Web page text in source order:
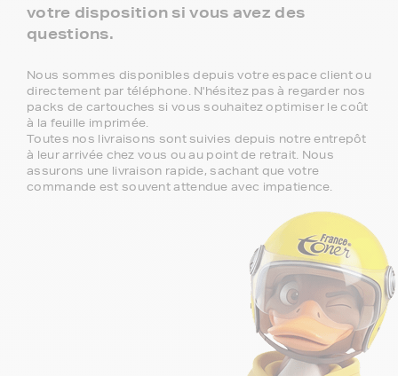
votre disposition si vous avez des
questions.
Nous sommes disponibles depuis votre espace client ou
directement par téléphone. N'hésitez pas à regarder nos
packs de cartouches si vous souhaitez optimiser le coût
à la feuille imprimée.
Toutes nos livraisons sont suivies depuis notre entrepôt
à leur arrivée chez vous ou au point de retrait. Nous
assurons une livraison rapide, sachant que votre
commande est souvent attendue avec impatience.